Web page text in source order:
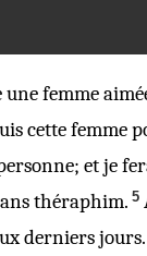
femme
cette femme
et je
théraphim. 5
derniers jours.